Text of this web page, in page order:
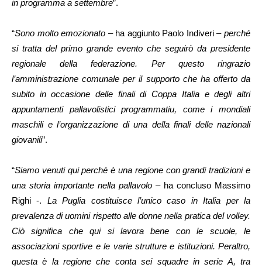
in programma a settembre”.
“Sono molto emozionato – ha aggiunto Paolo Indiveri –perché
si tratta del primo grande evento che seguirò da presidente
regionale della federazione. Per questo ringrazio
l’amministrazione comunale per il supporto che ha offerto da
subito in occasione delle finali di Coppa Italia e degli altri
appuntamenti pallavolistici programmatiu, come i mondiali
maschili e l’organizzazione di una della finali delle nazionali
giovanili”.
“Siamo venuti qui perché è una regione con grandi tradizioni e
una storia importante nella pallavolo – ha concluso Massimo
Righi -. La Puglia costituisce l’unico caso in Italia per la
prevalenza di uomini rispetto alle donne nella pratica del volley.
Ciò significa che qui si lavora bene con le scuole, le
associazioni sportive e le varie strutture e istituzioni. Peraltro,
questa è la regione che conta sei squadre in serie A, tra